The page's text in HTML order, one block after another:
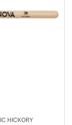
HICKORY